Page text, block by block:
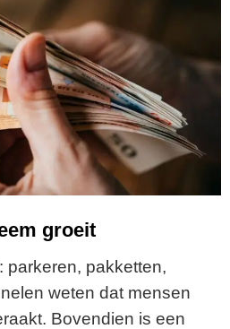
groeit
parkeren, pakketten,
weten dat mensen
Bovendien is een